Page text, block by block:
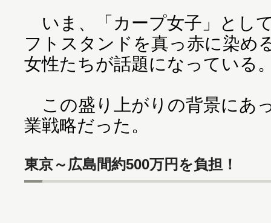
いま、「カープ女子」とし
フトスタンドを真っ赤に染め
女性たちが話題になっている
この盛り上がりの背景にあ
業戦略だった。
東京～広島間約500万円を負担！